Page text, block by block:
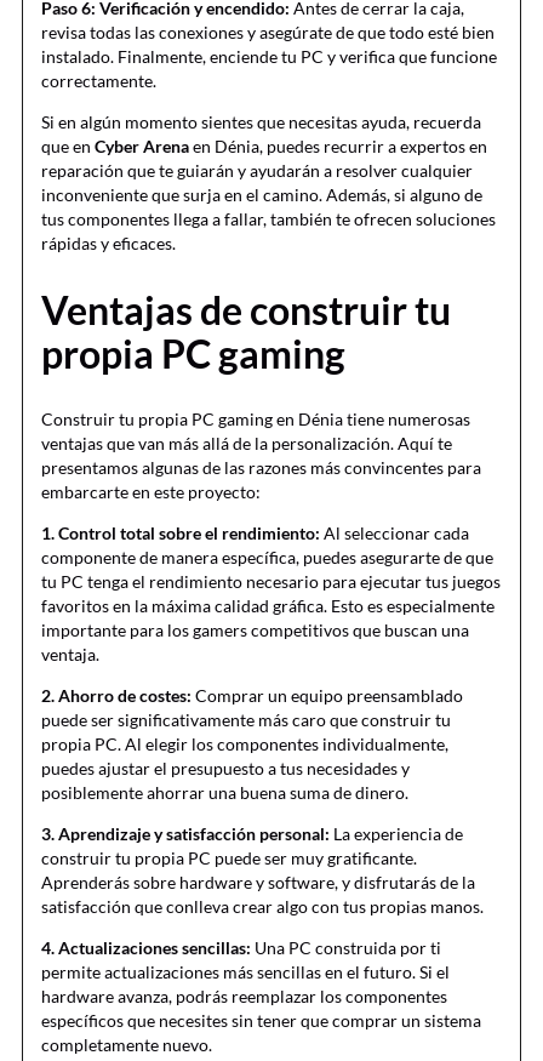
Paso 6: Verificación y encendido: Antes de cerrar la caja,
revisa todas las conexiones y asegúrate de que todo esté bien
instalado. Finalmente, enciende tu PC y verifica que funcione
correctamente.
Si en algún momento sientes que necesitas ayuda, recuerda
que en Cyber Arenaen Dénia, puedes recurrir a expertos en
reparación que te guiarán y ayudarán a resolver cualquier
inconveniente que surja en el camino. Además, si alguno de
tus componentes llega a fallar, también te ofrecen soluciones
rápidas y eficaces.
Ventajas de construir tu
propia PC gaming
Construir tu propia PC gaming en Dénia tiene numerosas
ventajas que van más allá de la personalización. Aquí te
presentamos algunas de las razones más convincentes para
embarcarte en este proyecto:
1. Control total sobre el rendimiento: Al seleccionar cada
componente de manera específica, puedes asegurarte de que
tu PC tenga el rendimiento necesario para ejecutar tus juegos
favoritos en la máxima calidad gráfica. Esto es especialmente
importante para los gamers competitivos que buscan una
ventaja.
2. Ahorro de costes: Comprar un equipo preensamblado
puede ser significativamente más caro que construir tu
propia PC. Al elegir los componentes individualmente,
puedes ajustar el presupuesto a tus necesidades y
posiblemente ahorrar una buena suma de dinero.
3. Aprendizaje y satisfacción personal: La experiencia de
construir tu propia PC puede ser muy gratificante.
Aprenderás sobre hardware y software, y disfrutarás de la
satisfacción que conlleva crear algo con tus propias manos.
4. Actualizaciones sencillas: Una PC construida por ti
permite actualizaciones más sencillas en el futuro. Si el
hardware avanza, podrás reemplazar los componentes
específicos que necesites sin tener que comprar un sistema
completamente nuevo.